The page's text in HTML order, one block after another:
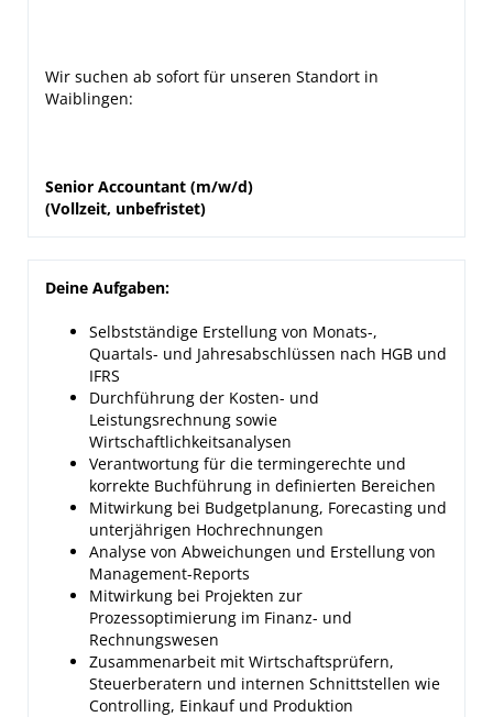
Wir suchen ab sofort für unseren Standort in
Waiblingen:
Senior Accountant (m/w/d)
(Vollzeit, unbefristet)
Deine Aufgaben:
Selbstständige Erstellung von Monats-,
Quartals- und Jahresabschlüssen nach HGB und
IFRS
Durchführung der Kosten- und
Leistungsrechnung sowie
Wirtschaftlichkeitsanalysen
Verantwortung für die termingerechte und
korrekte Buchführung in definierten Bereichen
Mitwirkung bei Budgetplanung, Forecasting und
unterjährigen Hochrechnungen
Analyse von Abweichungen und Erstellung von
Management-Reports
Mitwirkung bei Projekten zur
Prozessoptimierung im Finanz- und
Rechnungswesen
Zusammenarbeit mit Wirtschaftsprüfern,
Steuerberatern und internen Schnittstellen wie
Controlling, Einkauf und Produktion